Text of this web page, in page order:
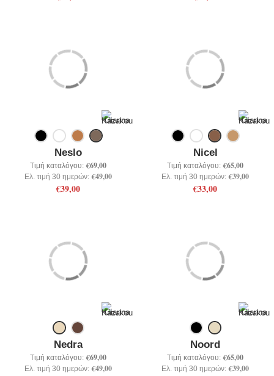
Neslo
Τιμή καταλόγου: €69,00
Ελ. τιμή 30 ημερών: €49,00
€39,00
Nicel
Τιμή καταλόγου: €65,00
Ελ. τιμή 30 ημερών: €39,00
€33,00
Nedra
Τιμή καταλόγου: €69,00
Ελ. τιμή 30 ημερών: €49,00
Noord
Τιμή καταλόγου: €65,00
Ελ. τιμή 30 ημερών: €39,00